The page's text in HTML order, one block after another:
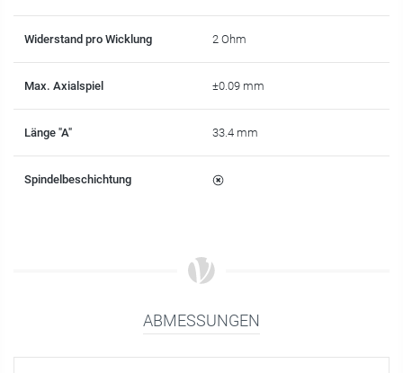
Widerstand pro Wicklung 2 Ohm
Max. Axialspiel ±0.09 mm
Länge "A" 33.4 mm
Spindelbeschichtung
ABMESSUNGEN